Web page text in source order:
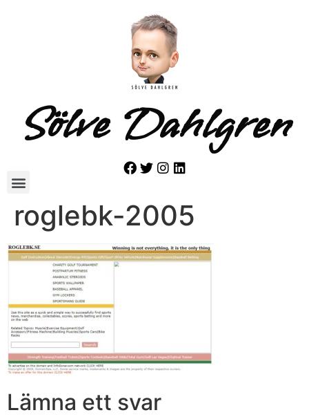
Sölve Dahlgren
roglebk-2005
Lämna ett svar